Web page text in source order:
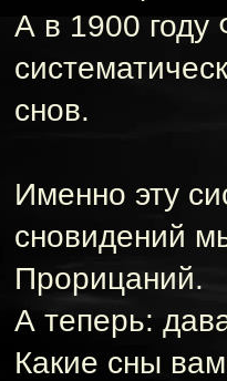
А в 1900 году
снов.
Именно эту
сновидений
Прорицаний.
А теперь:
Какие сны